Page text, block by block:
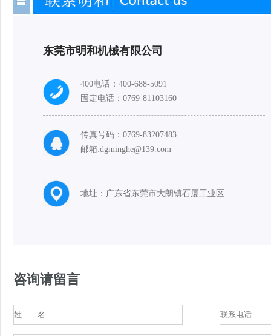
东莞市明和机械有限公司
400电话： 400-688-5091
固定电话：0769-81103160
传真号码：0769-83207483
邮箱:dgminghe@139.com
地址：广东省东莞市大朗镇石厦工业区
咨询请留言